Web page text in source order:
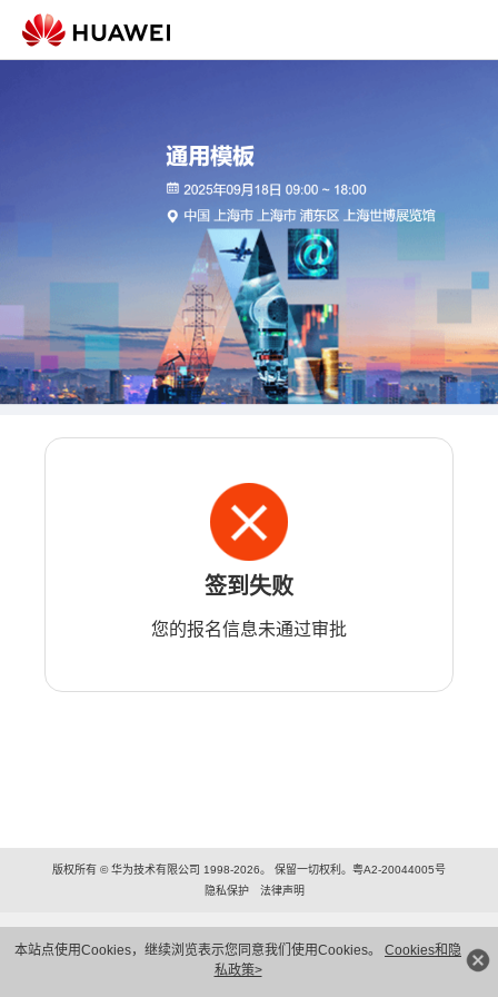
本站点使用Cookies，继续浏览表示您同意我们使用Cookies。 Cookies和隐
私政策>
签到失败
您的报名信息未通过审批
版权所有 © 华为技术有限公司 1998-2026。 保留一切权利。粤A2-20044005号
隐私保护
法律声明